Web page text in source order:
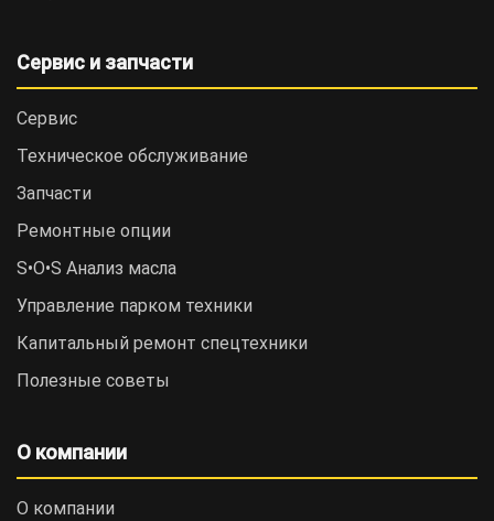
Сервис и запчасти
Сервис
Техническое обслуживание
Запчасти
Ремонтные опции
S•O•S Анализ масла
Управление парком техники
Капитальный ремонт спецтехники
Полезные советы
О компании
О компании